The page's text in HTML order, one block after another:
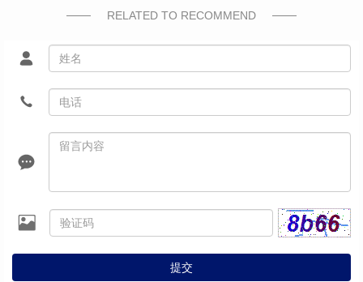
RELATED TO RECOMMEND
提交